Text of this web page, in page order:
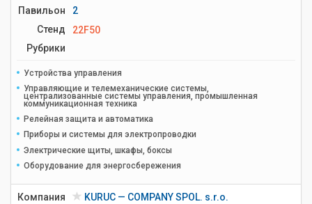
Павильон
2
Стенд
22F50
Рубрики
Устройства управления
Управляющие и телемеханические системы,
централизованные системы управления, промышленная
коммуникационная техника
Релейная защита и автоматика
Приборы и системы для электропроводки
Электрические щиты, шкафы, боксы
Оборудование для энергосбережения
Компания
KURUC — COMPANY SPOL. s.r.o.